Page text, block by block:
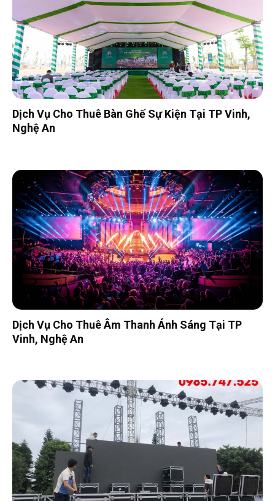
Dịch Vụ Cho Thuê Bàn Ghế Sự Kiện Tại TP Vinh,
Nghệ An
Dịch Vụ Cho Thuê Âm Thanh Ánh Sáng Tại TP
Vinh, Nghệ An